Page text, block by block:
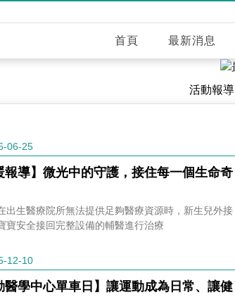
首頁 最新消息
活動報導
06-25
報導】微光中的守護，接住每一個生命奇
出生醫療院所無法提供足夠醫療資源時，新生兒外接
寶安全接回完整設備的輔醫進行治療
12-10
醫學中心單車日】讓運動成為日常、讓健